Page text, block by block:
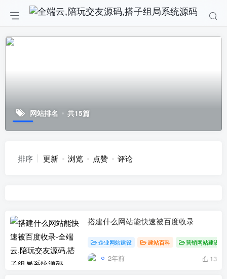
网站排名 共15篇
排序 更新 浏览 点赞 评论
搭建什么网站能快速被百度收录
企业网站建设 建站百科 营销网站建设
2年前 13